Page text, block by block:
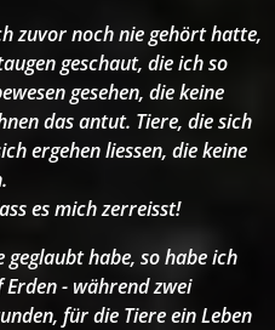
zuvor noch nie gehört hatte,
geschaut, die ich so
gesehen, die keine
das antut. Tiere, die sich
ergehen liessen, die keine
es mich zerreisst!
habe, so habe ich
- während zwei
für die Tiere ein Leben